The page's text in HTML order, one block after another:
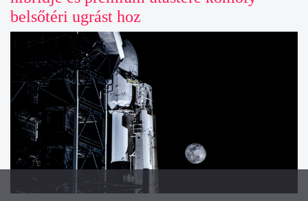
belsőtéri ugrást hoz